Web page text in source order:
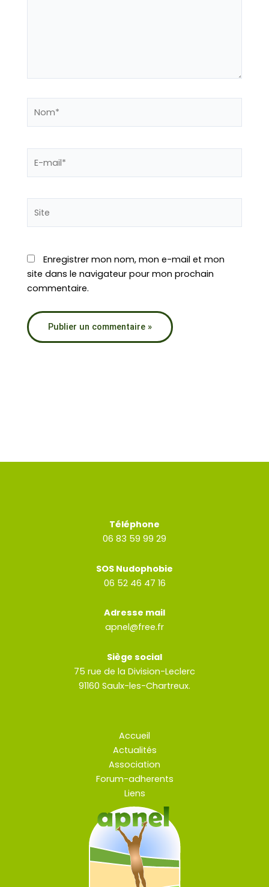
mail*
Enregistrer mon nom, mon e-mail et mon
site dans le navigateur pour mon prochain
commentaire.
Téléphone
06 83 59 99 29
SOS Nudophobie
06 52 46 47 16
Adresse mail
apnel@free.fr
Siège social
75 rue de la Division-Leclerc
91160 Saulx-les-Chartreux.
Accueil
Actualités
Association
Forum-adherents
Liens